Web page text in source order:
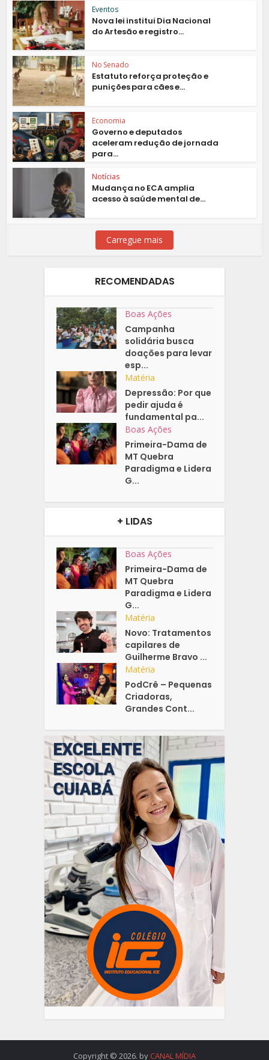
Eventos
Nova lei institui Dia Nacional
do Artesão e registro...
No Senado
Estatuto reforça proteção e
punições para cães e...
Economia
Governo e deputados
aceleram redução de jornada
para...
Notícias
Mudança no ECA amplia
acesso à saúde mental de...
Carregue mais
RECOMENDADAS
Boas Ações
Campanha
solidária busca
doações para levar
esp...
Matéria
Depressão: Por que
pedir ajuda é
fundamental pa...
Boas Ações
Primeira-Dama de
MT Quebra
Paradigma e Lidera
G...
+ LIDAS
Boas Ações
Primeira-Dama de
MT Quebra
Paradigma e Lidera
G...
Matéria
Novo: Tratamentos
capilares de
Guilherme Bravo ...
Matéria
PodCrê – Pequenas
Criadoras,
Grandes Cont...
Copyright © 2026. by CANAL MÍDIA